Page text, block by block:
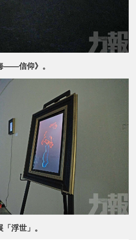
——信仰》。
浮世」。